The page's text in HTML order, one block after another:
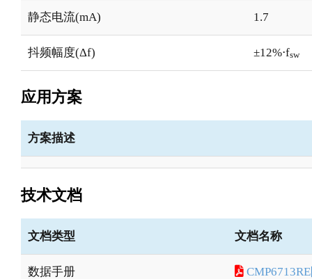
静态电流(mA) 1.7
抖频幅度(Δf) ±12%⋅fsw
应用方案
方案描述
技术文档
文档类型 文档名称
数据手册